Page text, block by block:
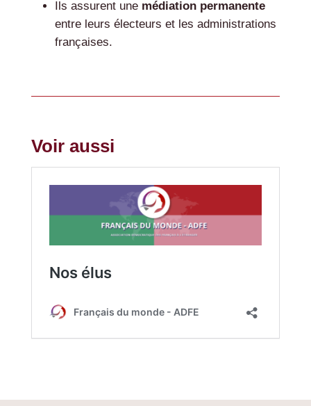
Ils assurent une médiation permanente
entre leurs électeurs et les administrations
françaises.
Voir aussi